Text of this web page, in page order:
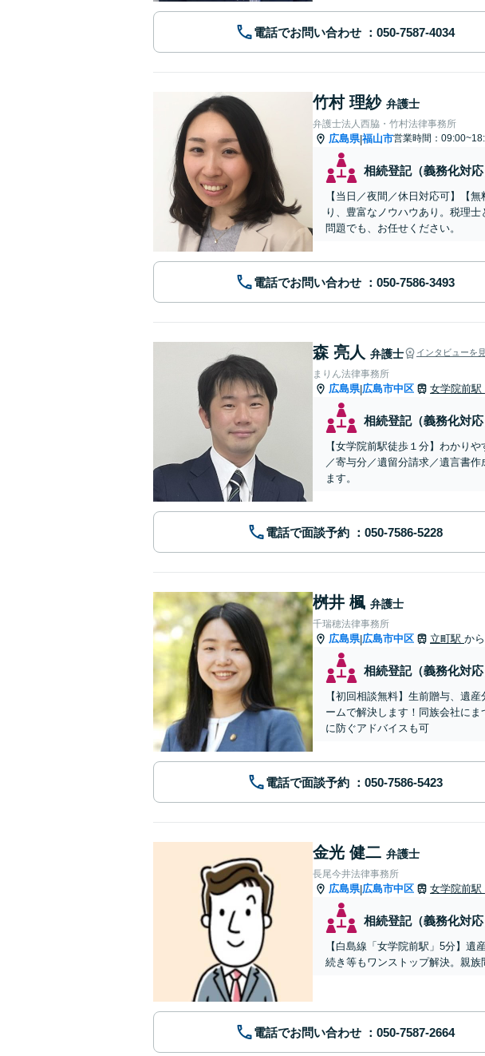
電話でお問い合わせ
竹村 理紗 弁護士
弁護士法人西脇・竹村法律事務所
広島県|福山市営業時間：
相続登記（義務化対応
【当日／夜間／休日対応可】【
り、豊富なノウハウあり。税理
問題でも、お任せください。
電話でお問い合わせ
森 亮人 弁護士 インタビューを
まりん法律事務所
広島県|広島市中区 女学院前駅
相続登記（義務化対応
【女学院前駅徒歩１分】わかり
／寄与分／遺留分請求／遺言書
ます。
電話で面談予約
桝井 楓 弁護士
千瑞穂法律事務所
広島県|広島市中区 立町駅 か
相続登記（義務化対応
【初回相談無料】生前贈与、遺
ームで解決します！同族会社に
に防ぐアドバイスも可
電話で面談予約
金光 健二 弁護士
長尾今井法律事務所
広島県|広島市中区 女学院前駅
相続登記（義務化対応
【白島線「女学院前駅」5分】
続き等もワンストップ解決。親族
電話でお問い合わせ